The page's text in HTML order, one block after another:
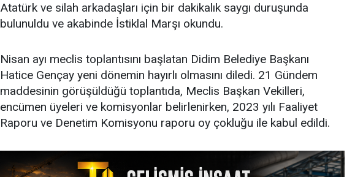
Atatürk ve silah arkadaşları için bir dakikalık saygı duruşunda
bulunuldu ve akabinde İstiklal Marşı okundu.
Nisan ayı meclis toplantısını başlatan Didim Belediye Başkanı
Hatice Gençay yeni dönemin hayırlı olmasını diledi. 21 Gündem
maddesinin görüşüldüğü toplantıda, Meclis Başkan Vekilleri,
encümen üyeleri ve komisyonlar belirlenirken, 2023 yılı Faaliyet
Raporu ve Denetim Komisyonu raporu oy çokluğu ile kabul edildi.